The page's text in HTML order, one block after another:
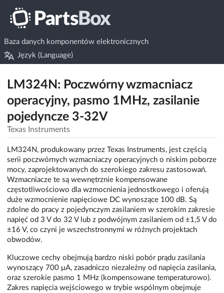
Baza danych komponentów elektronicznych
Język (Language)
LM324N: Poczwórny wzmacniacz
operacyjny, pasmo 1MHz, zasilanie
pojedyncze 3-32V
Texas Instruments
LM324N, produkowany przez Texas Instruments, jest częścią
serii poczwórnych wzmacniaczy operacyjnych o niskim poborze
mocy, zaprojektowanych do szerokiego zakresu zastosowań.
Wzmacniacze te są wewnętrznie kompensowane
częstotliwościowo dla wzmocnienia jednostkowego i oferują
duże wzmocnienie napięciowe DC wynoszące 100 dB. Są
zdolne do pracy z pojedynczym zasilaniem w szerokim zakresie
napięć od 3 V do 32 V lub z podwójnym zasilaniem od ±1,5 V do
±16 V, co czyni je wszechstronnymi w różnych projektach
obwodów.
Kluczowe cechy obejmują bardzo niski pobór prądu zasilania
wynoszący 700 μA, zasadniczo niezależny od napięcia zasilania,
oraz szerokie pasmo 1 MHz (kompensowane temperaturowo).
Zakres napięcia wejściowego w trybie wspólnym obejmuje